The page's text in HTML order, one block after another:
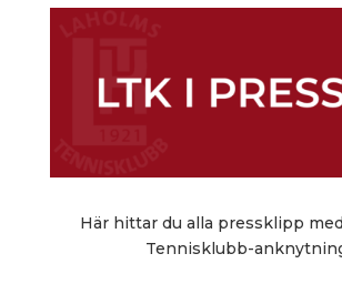
Här hittar du alla pressklipp
Tennisklubb-